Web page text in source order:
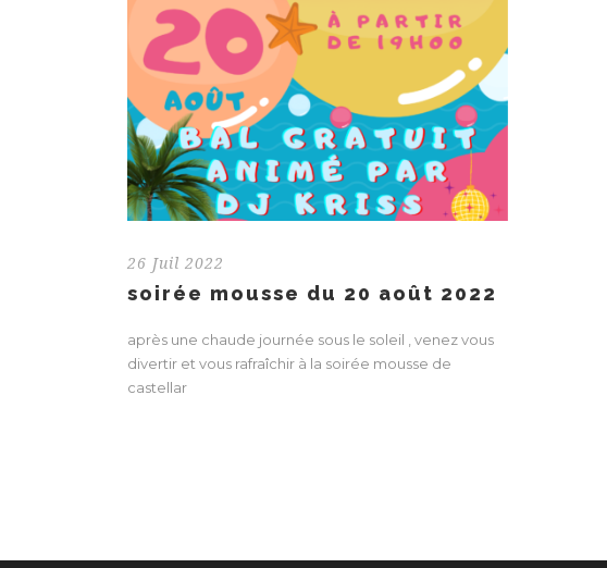
26 Juil 2022
soirée mousse du 20 août 2022
après une chaude journée sous le soleil , venez vous
divertir et vous rafraîchir à la soirée mousse de
castellar